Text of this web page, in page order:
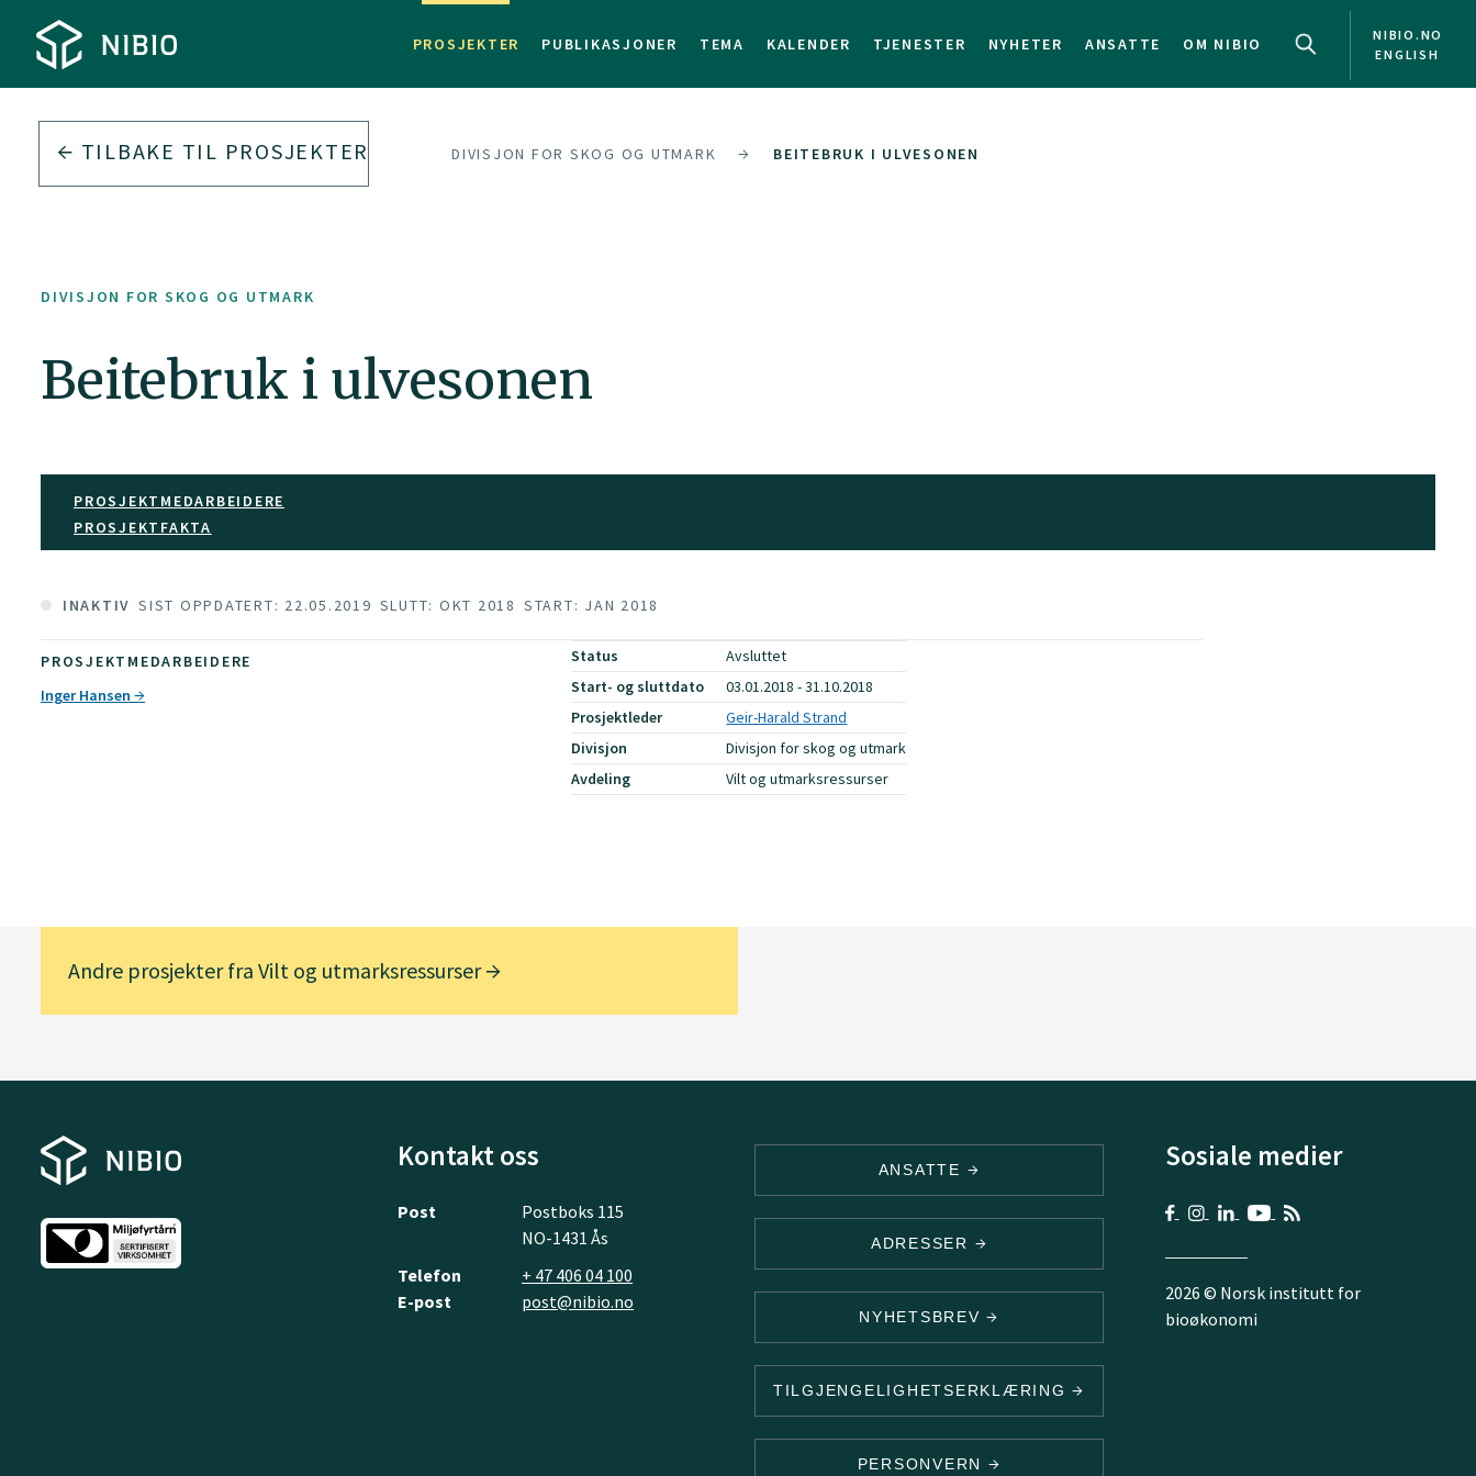
PROSJEKTER PUBLIKASJONER TEMA KALENDER TJENESTER NYHETER ANSATTE OM NIBIO
NIBIO.NO
ENGLISH
TILBAKE TIL PROSJEKTER DIVISJON FOR SKOG OG UTMARK BEITEBRUK I ULVESONEN
DIVISJON FOR SKOG OG UTMARK
Beitebruk i ulvesonen
PROSJEKTMEDARBEIDERE
PROSJEKTFAKTA
INAKTIV SIST OPPDATERT: 22.05.2019 SLUTT: OKT 2018 START: JAN 2018
PROSJEKTMEDARBEIDERE
Inger Hansen
Status
Avsluttet
Start- og sluttdato
03.01.2018 - 31.10.2018
Prosjektleder
Geir-Harald Strand
Divisjon
Divisjon for skog og utmark
Avdeling
Vilt og utmarksressurser
Andre prosjekter fra Vilt og utmarksressurser
Kontakt oss
Post
Postboks 115
NO-1431 Ås
Telefon
+ 47 406 04 100
E-post
post@nibio.no
ANSATTE
ADRESSER
NYHETSBREV
TILGJENGELIGHETSERKLÆRING
PERSONVERN
Sosiale medier
2026 © Norsk institutt for
bioøkonomi